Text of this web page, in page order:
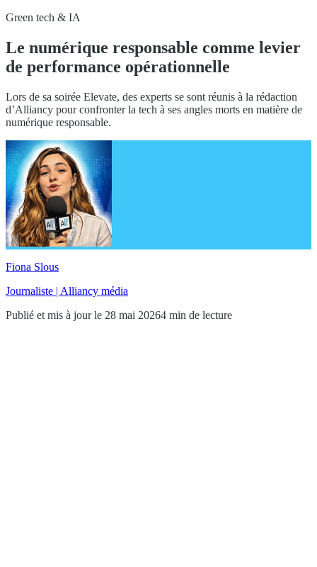
Green tech & IA
Le numérique responsable comme levier
de performance opérationnelle
Lors de sa soirée Elevate, des experts se sont réunis à la rédaction
d’Alliancy pour confronter la tech à ses angles morts en matière de
numérique responsable.
Fiona Slous
Journaliste | Alliancy média
Publié et mis à jour le 28 mai 20264 min de lecture